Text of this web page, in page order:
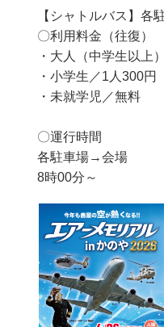
【シャトルバス】各
〇利用​料金（往復）
・大人（中学生以上
・小学生／1人300円
・未就学児／無料
​〇運行時間​
各駐車場→会場
8時00分～